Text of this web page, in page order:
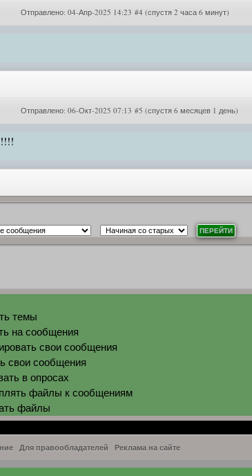
Отправлено: 04-Апр-2025 14:23 #4 (спустя 2 часа 6 минут)
Отправлено: 06-Окт-2025 07:13 #5 (спустя 6 месяцев 1 день)
темы
на сообщения
свои сообщения
свои сообщения
в опросах
файлы к сообщениям
файлы
Для правообладателей Реклама на сайте